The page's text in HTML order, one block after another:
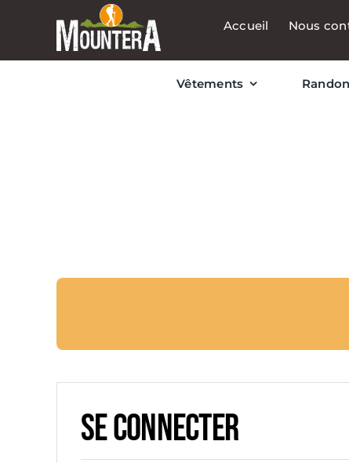
Accueil Nous
Vêtements
Se connecter